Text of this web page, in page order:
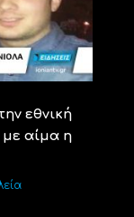
εθνική
αίμα η